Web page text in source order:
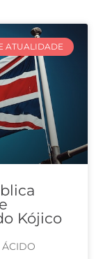
ATUALIDADE
Kójico
ÁCIDO